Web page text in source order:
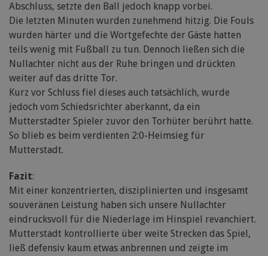
Abschluss, setzte den Ball jedoch knapp vorbei.
Die letzten Minuten wurden zunehmend hitzig. Die Fouls
wurden härter und die Wortgefechte der Gäste hatten
teils wenig mit Fußball zu tun. Dennoch ließen sich die
Nullachter nicht aus der Ruhe bringen und drückten
weiter auf das dritte Tor.
Kurz vor Schluss fiel dieses auch tatsächlich, wurde
jedoch vom Schiedsrichter aberkannt, da ein
Mutterstadter Spieler zuvor den Torhüter berührt hatte.
So blieb es beim verdienten 2:0-Heimsieg für
Mutterstadt.
Fazit:
Mit einer konzentrierten, disziplinierten und insgesamt
souveränen Leistung haben sich unsere Nullachter
eindrucksvoll für die Niederlage im Hinspiel revanchiert.
Mutterstadt kontrollierte über weite Strecken das Spiel,
ließ defensiv kaum etwas anbrennen und zeigte im